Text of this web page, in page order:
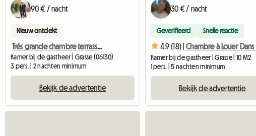
90 € / nacht
Nieuw ontdekt
Trés grande chambre terrasse panoramique
Kamer bij de gastheer | Grasse (06130)
3 pers. | 2 nachten minimum
Bekijk de advertentie
30 € / nacht
Geverifieerd Snelle reactie
4.9 (18) |
Kamer bij de gastheer | Grasse | 10 M2
1 pers. | 5 nachten minimum
Bekijk de advertentie